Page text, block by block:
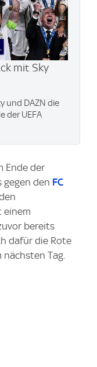
mit Sky
und DAZN die
der UEFA
Ende der
gegen den FC
einem
bereits
dafür die Rote
Tag.